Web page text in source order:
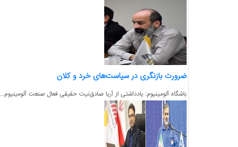
ضرورت بازنگری در سیاست‌های خرد و کلان
باشگاه آلومینیوم: یادداشتی از آریا صادق‌نیت حقیقی فعال صنعت آلومینیوم...